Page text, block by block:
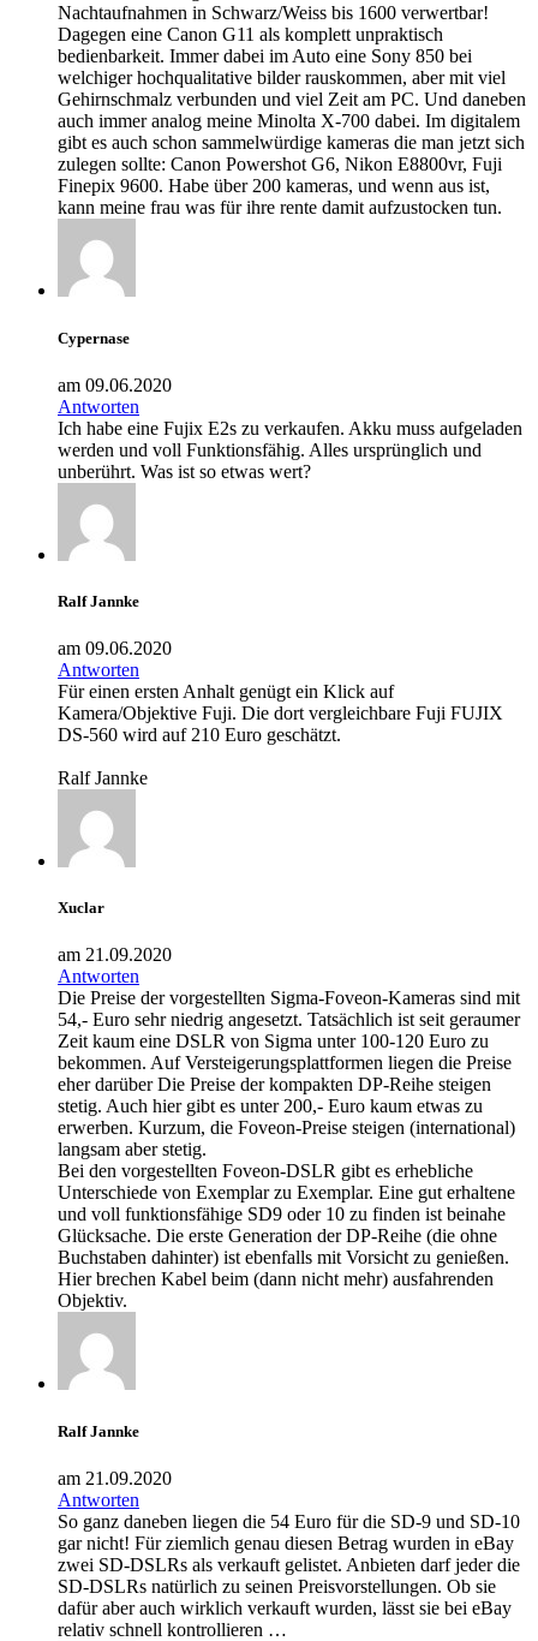
Nachtaufnahmen in Schwarz/Weiss bis 1600 verwertbar!
Dagegen eine Canon G11 als komplett unpraktisch
bedienbarkeit. Immer dabei im Auto eine Sony 850 bei
welchiger hochqualitative bilder rauskommen, aber mit viel
Gehirnschmalz verbunden und viel Zeit am PC. Und daneben
auch immer analog meine Minolta X-700 dabei. Im digitalem
gibt es auch schon sammelwürdige kameras die man jetzt sich
zulegen sollte: Canon Powershot G6, Nikon E8800vr, Fuji
Finepix 9600. Habe über 200 kameras, und wenn aus ist,
kann meine frau was für ihre rente damit aufzustocken tun.
Cypernase
am 09.06.2020
Antworten
Ich habe eine Fujix E2s zu verkaufen. Akku muss aufgeladen
werden und voll Funktionsfähig. Alles ursprünglich und
unberührt. Was ist so etwas wert?
Ralf Jannke
am 09.06.2020
Antworten
Für einen ersten Anhalt genügt ein Klick auf
Kamera/Objektive Fuji. Die dort vergleichbare Fuji FUJIX
DS-560 wird auf 210 Euro geschätzt.
Ralf Jannke
Xuclar
am 21.09.2020
Antworten
Die Preise der vorgestellten Sigma-Foveon-Kameras sind mit
54,- Euro sehr niedrig angesetzt. Tatsächlich ist seit geraumer
Zeit kaum eine DSLR von Sigma unter 100-120 Euro zu
bekommen. Auf Versteigerungsplattformen liegen die Preise
eher darüber Die Preise der kompakten DP-Reihe steigen
stetig. Auch hier gibt es unter 200,- Euro kaum etwas zu
erwerben. Kurzum, die Foveon-Preise steigen (international)
langsam aber stetig.
Bei den vorgestellten Foveon-DSLR gibt es erhebliche
Unterschiede von Exemplar zu Exemplar. Eine gut erhaltene
und voll funktionsfähige SD9 oder 10 zu finden ist beinahe
Glücksache. Die erste Generation der DP-Reihe (die ohne
Buchstaben dahinter) ist ebenfalls mit Vorsicht zu genießen.
Hier brechen Kabel beim (dann nicht mehr) ausfahrenden
Objektiv.
Ralf Jannke
am 21.09.2020
Antworten
So ganz daneben liegen die 54 Euro für die SD-9 und SD-10
gar nicht! Für ziemlich genau diesen Betrag wurden in eBay
zwei SD-DSLRs als verkauft gelistet. Anbieten darf jeder die
SD-DSLRs natürlich zu seinen Preisvorstellungen. Ob sie
dafür aber auch wirklich verkauft wurden, lässt sie bei eBay
relativ schnell kontrollieren …